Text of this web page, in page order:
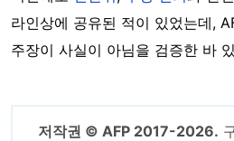
라인상에 공유된 적이 있었는데,
주장이 사실이 아님을 검증한 바
저작권 © AFP 2017-2026.